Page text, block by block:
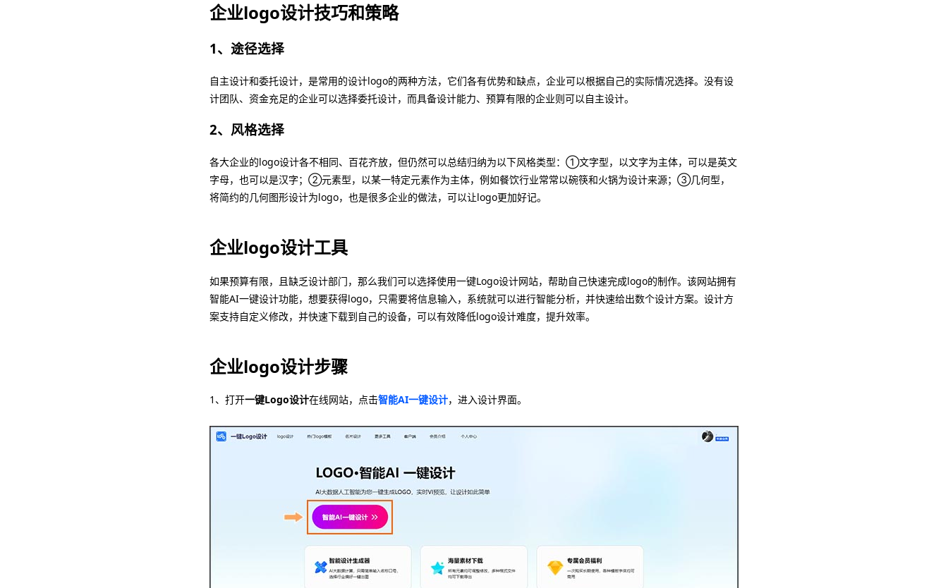
企业logo设计技巧和策略
1、途径选择
自主设计和委托设计，是常用的设计logo的两种方法，它们各有优势和缺点，企业可以根据自己的实际情况选择。没有设
计团队、资金充足的企业可以选择委托设计，而具备设计能力、预算有限的企业则可以自主设计。
2、风格选择
各大企业的logo设计各不相同、百花齐放，但仍然可以总结归纳为以下风格类型：①文字型，以文字为主体，可以是英文
字母，也可以是汉字；②元素型，以某一特定元素作为主体，例如餐饮行业常常以碗筷和火锅为设计来源；③几何型，
将简约的几何图形设计为logo，也是很多企业的做法，可以让logo更加好记。
企业logo设计工具
如果预算有限，且缺乏设计部门，那么我们可以选择使用一键Logo设计网站，帮助自己快速完成logo的制作。该网站拥有
智能AI一键设计功能，想要获得logo，只需要将信息输入，系统就可以进行智能分析，并快速给出数个设计方案。设计方
案支持自定义修改，并快速下载到自己的设备，可以有效降低logo设计难度，提升效率。
企业logo设计步骤
1、打开一键Logo设计在线网站，点击智能AI一键设计，进入设计界面。